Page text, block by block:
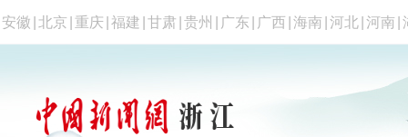
安徽 北京 重庆 福建 甘肃 贵州 广东 广西 海南 河北 河南